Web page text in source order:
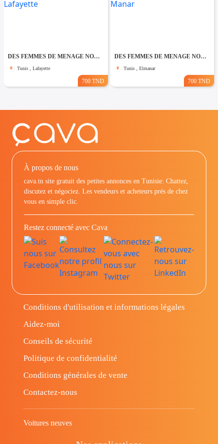
DES FEMMES DE MENAGE NON COUCHANTES A Lafayette
Tunis , Lafayette
700 TND
DES FEMMES DE MENAGE NON COUCHANTES A El Manar
Tunis , Elmanar
700 TND
À propos de nous
cava.tn site gratuit des petites annonces en Tunisie: Chattez,
discutez et négociez. Les vendeurs et acheteurs prés de chez
vous en simple clic.
Restez connecté avec Cava
Conditions d'utilisation et informations légales
Aidez-moi
Conseils de sécurité
Politique de confidentialité
Conditions générales de vente
Contactez-nous
Voitures neuves